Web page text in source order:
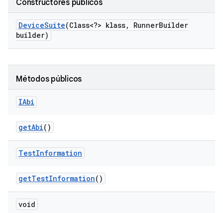
Constructores públicos
DeviceSuite(Class<?> klass, RunnerBuilder
builder)
Métodos públicos
IAbi
getAbi()
TestInformation
getTestInformation()
void